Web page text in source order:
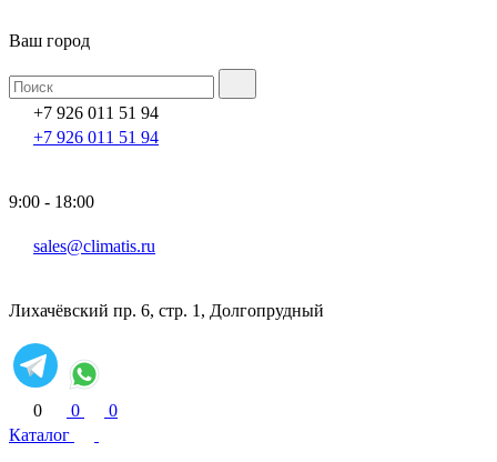
Ваш город
+7 926 011 51 94
+7 926 011 51 94
9:00 - 18:00
sales@climatis.ru
Лихачёвский пр. 6, стр. 1, Долгопрудный
0 0
0
Каталог